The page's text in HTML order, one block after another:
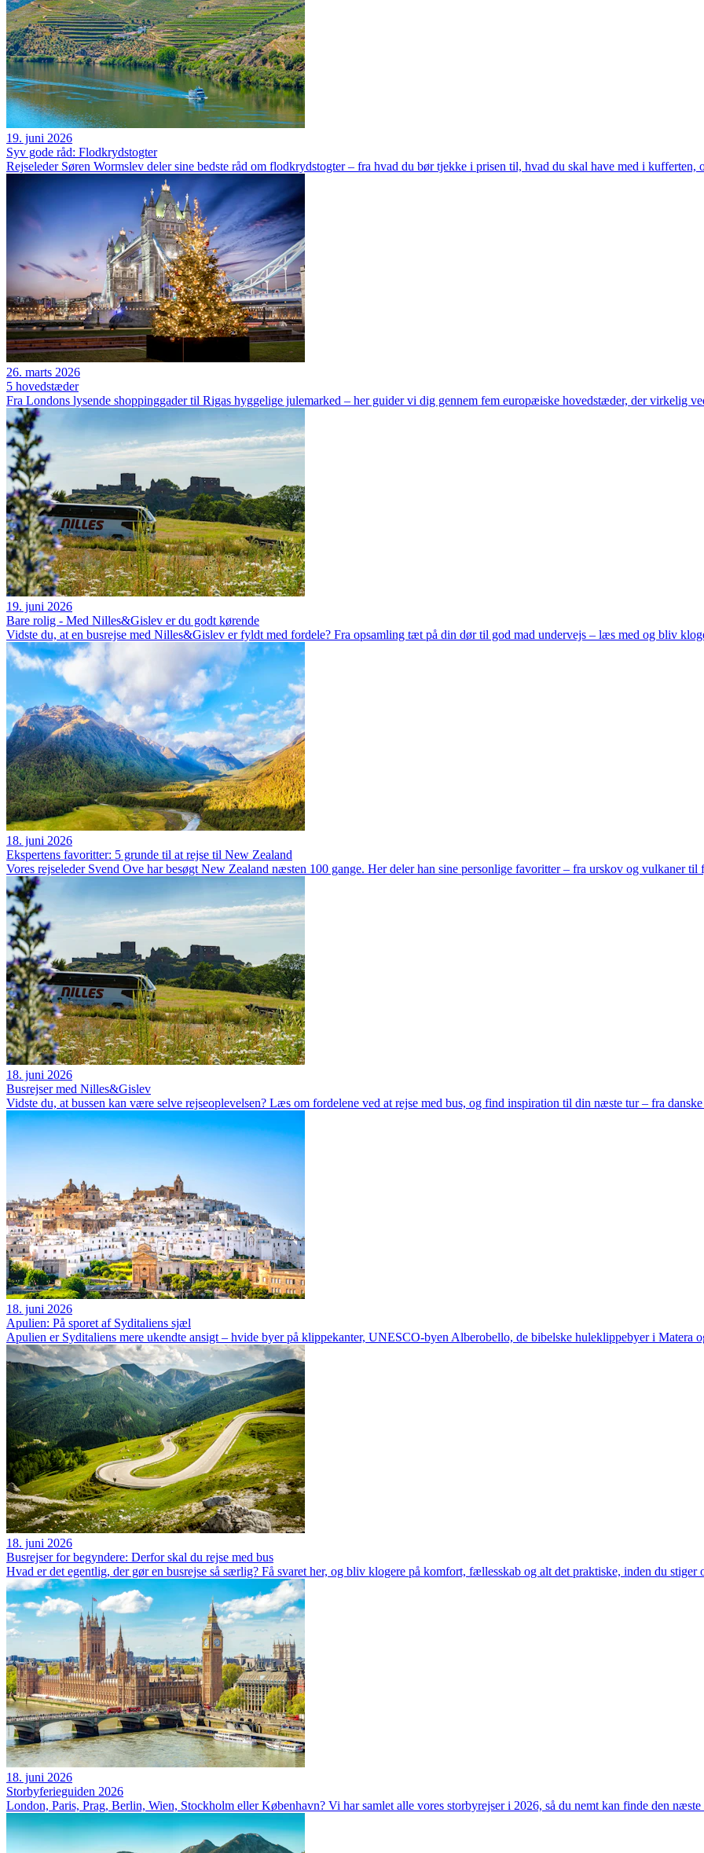
19. juni 2026
Syv gode råd: Flodkrydstogter
Rejseleder Søren Wormslev deler sine bedste råd om flodkrydstogter – fra hvad du bør tjekke i prisen til, hvad du skal have med i kufferten,
26. marts 2026
5 hovedstæder
Fra Londons lysende shoppinggader til Rigas hyggelige julemarked – her guider vi dig gennem fem europæiske hovedstæder, der virkelig
19. juni 2026
Bare rolig - Med Nilles&Gislev er du godt kørende
Vidste du, at en busrejse med Nilles&Gislev er fyldt med fordele? Fra opsamling tæt på din dør til god mad undervejs – læs med og bliv
18. juni 2026
Ekspertens favoritter: 5 grunde til at rejse til New Zealand
Vores rejseleder Svend Ove har besøgt New Zealand næsten 100 gange. Her deler han sine personlige favoritter – fra urskov og vulkaner
18. juni 2026
Busrejser med Nilles&Gislev
Vidste du, at bussen kan være selve rejseoplevelsen? Læs om fordelene ved at rejse med bus, og find inspiration til din næste tur – fra
18. juni 2026
Apulien: På sporet af Syditaliens sjæl
Apulien er Syditaliens mere ukendte ansigt – hvide byer på klippekanter, UNESCO-byen Alberobello, de bibelske huleklippebyer i Matera
18. juni 2026
Busrejser for begyndere: Derfor skal du rejse med bus
Hvad er det egentlig, der gør en busrejse så særlig? Få svaret her, og bliv klogere på komfort, fællesskab og alt det praktiske, inden du stiger
18. juni 2026
Storbyferieguiden 2026
London, Paris, Prag, Berlin, Wien, Stockholm eller København? Vi har samlet alle vores storbyrejser i 2026, så du nemt kan finde den